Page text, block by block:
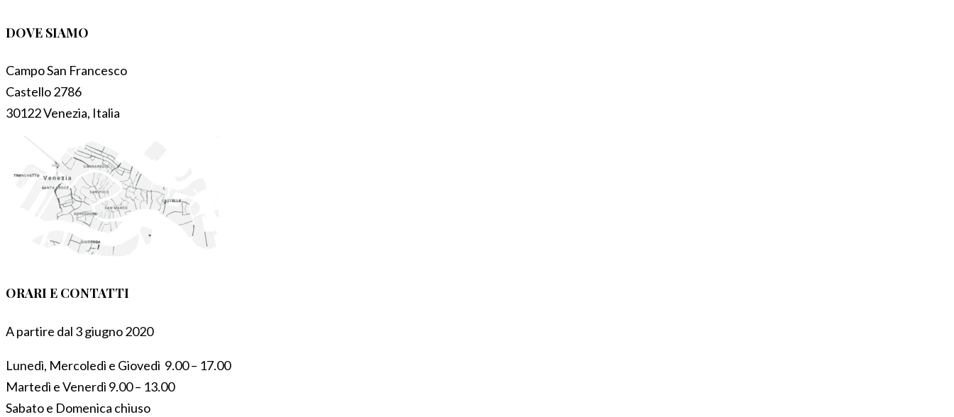
DOVE SIAMO
Campo San Francesco
Castello 2786
30122 Venezia, Italia
ORARI E CONTATTI
A partire dal 3 giugno 2020
Lunedì, Mercoledì e Giovedì 9.00 – 17.00
Martedì e Venerdì 9.00 – 13.00
Sabato e Domenica chiuso